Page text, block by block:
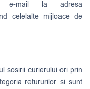
mail la adresa
celelalte mijloace de
sosirii curierului ori prin
retururilor si sunt